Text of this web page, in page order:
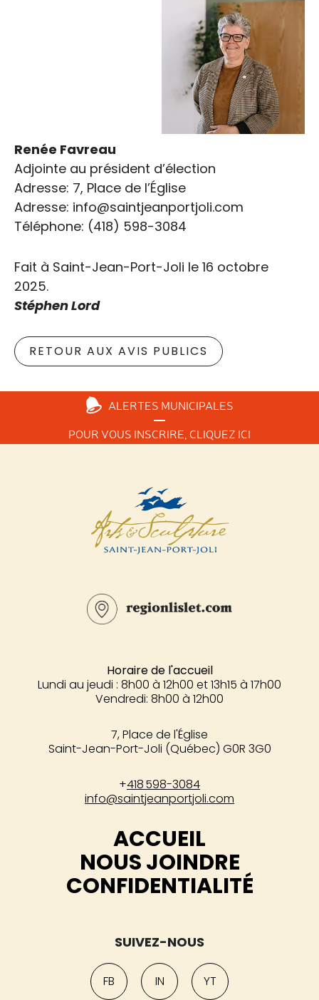
Renée Favreau
Adjointe au président d’élection
Adresse: 7, Place de l’Église
Adresse: info@saintjeanportjoli.com
Téléphone: (418) 598-3084
Fait à Saint-Jean-Port-Joli le 16 octobre
2025.
Stéphen Lord
RETOUR AUX AVIS PUBLICS
ALERTES MUNICIPALES
POUR VOUS INSCRIRE, CLIQUEZ ICI
Horaire de l'accueil
Lundi au jeudi : 8h00 à 12h00 et 13h15 à 17h00
Vendredi: 8h00 à 12h00
7, Place de l'Église
Saint-Jean-Port-Joli (Québec) G0R 3G0
+418 598-3084
info@saintjeanportjoli.com
ACCUEIL
NOUS JOINDRE
CONFIDENTIALITÉ
SUIVEZ-NOUS
FB IN YT